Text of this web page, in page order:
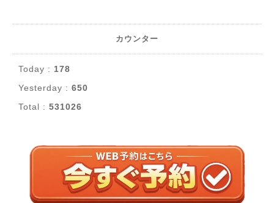
カウンター
Today : 178
Yesterday : 650
Total : 531026